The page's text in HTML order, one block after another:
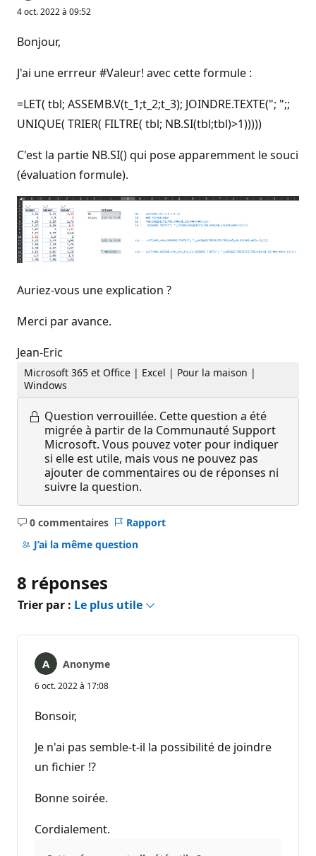
4 oct. 2022 à 09:52
Bonjour,
J'ai une errreur #Valeur! avec cette formule :
=LET( tbl; ASSEMB.V(t_1;t_2;t_3); JOINDRE.TEXTE("; ";;
UNIQUE( TRIER( FILTRE( tbl; NB.SI(tbl;tbl)>1)))))
C'est la partie NB.SI() qui pose apparemment le souci
(évaluation formule).
Auriez-vous une explication ?
Merci par avance.
Jean-Eric
Microsoft 365 et Office | Excel | Pour la maison |
Windows
Question verrouillée. Cette question a été
migrée à partir de la Communauté Support
Microsoft. Vous pouvez voter pour indiquer
si elle est utile, mais vous ne pouvez pas
ajouter de commentaires ou de réponses ni
suivre la question.
0 commentaires
Aucun
commentaire
Rapport
J’ai la même question
8 réponses
Trier par : Le plus utile
Anonyme
6 oct. 2022 à 17:08
Bonsoir,
Je n'ai pas semble-t-il la possibilité de joindre
un fichier !?
Bonne soirée.
Cordialement.